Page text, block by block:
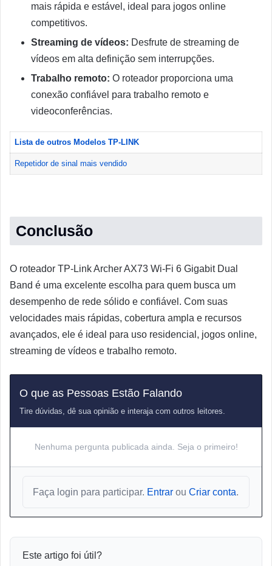
mais rápida e estável, ideal para jogos online
competitivos.
Streaming de vídeos: Desfrute de streaming de
vídeos em alta definição sem interrupções.
Trabalho remoto: O roteador proporciona uma
conexão confiável para trabalho remoto e
videoconferências.
Lista de outros Modelos TP-LINK
Repetidor de sinal mais vendido
Conclusão
O roteador TP-Link Archer AX73 Wi-Fi 6 Gigabit Dual
Band é uma excelente escolha para quem busca um
desempenho de rede sólido e confiável. Com suas
velocidades mais rápidas, cobertura ampla e recursos
avançados, ele é ideal para uso residencial, jogos online,
streaming de vídeos e trabalho remoto.
O que as Pessoas Estão Falando
Tire dúvidas, dê sua opinião e interaja com outros leitores.
Nenhuma pergunta publicada ainda. Seja o primeiro!
Faça login para participar. Entrar ou Criar conta.
Este artigo foi útil?